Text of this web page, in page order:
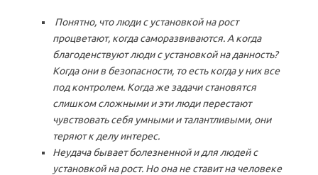
Понятно, что люди с установкой на рост
процветают, когда саморазвиваются. А когда
благоденствуют люди с установкой на данность?
Когда они в безопасности, то есть когда у них все
под контролем. Когда же задачи становятся
слишком сложными и эти люди перестают
чувствовать себя умными и талантливыми, они
теряют к делу интерес.
Неудача бывает болезненной и для людей с
установкой на рост. Но она не ставит на человеке